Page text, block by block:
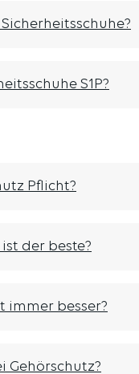
S1P?
Pflicht?
der beste?
immer besser?
Gehörschutz?